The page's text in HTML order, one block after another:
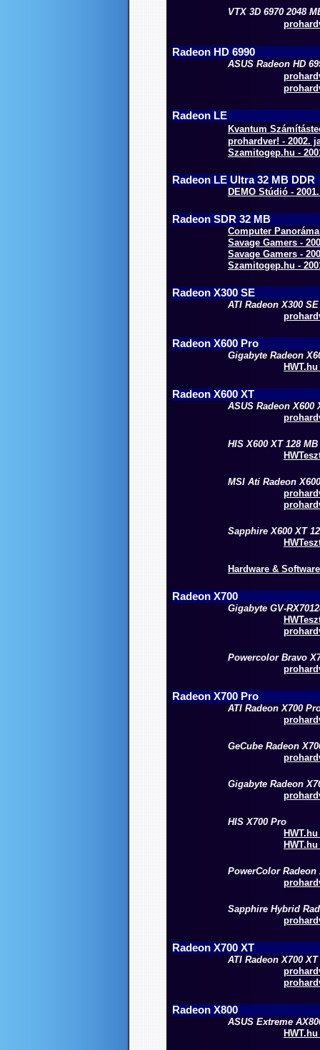
VTX 3D 6970 2048
Radeon HD 6990
ASUS Radeon HD
Radeon LE
Kvantum
prohardver! - 2002.
Szamitogep.hu -
Radeon LE Ultra 32 MB DDR
DEMO Stúdió -
Radeon SDR 32 MB
Computer
Savage Gamers -
Savage Gamers -
Szamitogep.hu -
Radeon X300 SE
ATI Radeon X300
Radeon X600 Pro
Gigabyte Radeon
Radeon X600 XT
ASUS RadeonX600
HIS X600 XT 128
MSI Ati Radeon
Sapphire X600 XT
Hardware &
Radeon X700
Gigabyte GV-
Powercolor Bravo
Radeon X700 Pro
ATI Radeon X700
GeCube Radeon
Gigabyte Radeon
HIS X700 Pro
PowerColor Radeon
Sapphire Hybrid
Radeon X700 XT
ATI Radeon X700 XT
Radeon X800
ASUS Extreme